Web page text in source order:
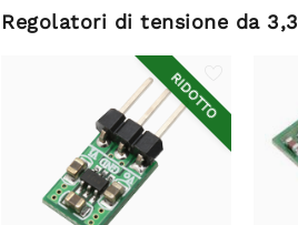
Regolatori di tensione da
RIDOTTO